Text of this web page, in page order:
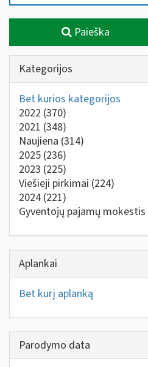
Paieška
Kategorijos
Bet kurios kategorijos
2022 (370)
2021 (348)
Naujiena (314)
2025 (236)
2023 (225)
Viešieji pirkimai (224)
2024 (221)
Gyventojų pajamų mokestis
Aplankai
Bet kurį aplanką
Parodymo data